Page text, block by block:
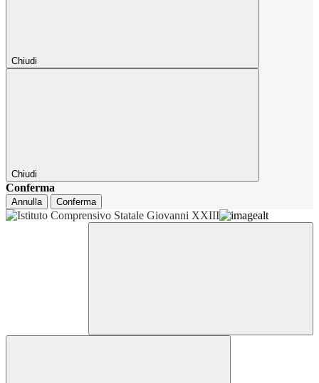
Chiudi
Chiudi
Conferma
Annulla Conferma